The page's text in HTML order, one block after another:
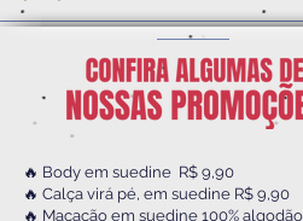
🔥 Body em suedine R$ 9,90
🔥 Calça virá pé, em suedine R$ 9,90
🔥 Macacão em suedine 100%